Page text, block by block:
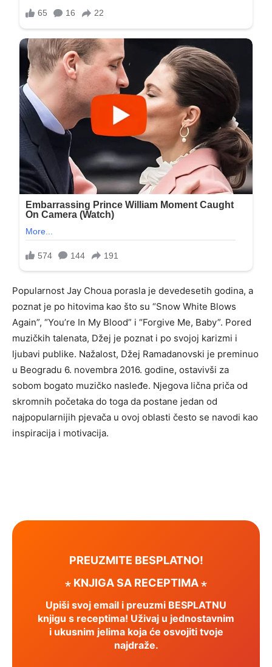
Popularnost Jay Choua porasla je devedesetih godina, a
poznat je po hitovima kao što su “Snow White Blows
Again”, “You’re In My Blood” i “Forgive Me, Baby”. Pored
muzičkih talenata, Džej je poznat i po svojoj karizmi i
ljubavi publike. Nažalost, Džej Ramadanovski je preminuo
u Beogradu 6. novembra 2016. godine, ostavivši za
sobom bogato muzičko nasleđe. Njegova lična priča od
skromnih početaka do toga da postane jedan od
najpopularnijih pjevača u ovoj oblasti često se navodi kao
inspiracija i motivacija.
PREUZMITE BESPLATNO!
⋆ KNJIGA SA RECEPTIMA ⋆
Upiši svoj email i preuzmi BESPLATNU
knjigu s receptima! Uživaj u jednostavnim
i ukusnim jelima koja će osvojiti tvoje
najdraže.